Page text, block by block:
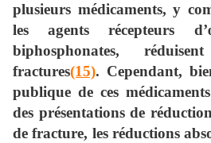
plusieurs médicaments, y
les agents récepteurs
biphosphonates,
fractures(15). Cependant,
publique de ces
des présentations de
de fracture, les réductions